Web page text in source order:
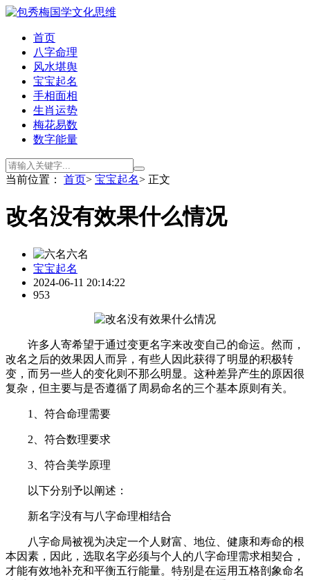
首页
八字命理
风水堪舆
宝宝起名
手相面相
生肖运势
梅花易数
数字能量
当前位置： 首页> 宝宝起名> 正文
改名没有效果什么情况
六名
宝宝起名
2024-06-11 20:14:22
953
许多人寄希望于通过变更名字来改变自己的命运。然而，
改名之后的效果因人而异，有些人因此获得了明显的积极转
变，而另一些人的变化则不那么明显。这种差异产生的原因很
复杂，但主要与是否遵循了周易命名的三个基本原则有关。
1、符合命理需要
2、符合数理要求
3、符合美学原理
以下分别予以阐述：
新名字没有与八字命理相结合
八字命局被视为决定一个人财富、地位、健康和寿命的根
本因素，因此，选取名字必须与个人的八字命理需求相契合，
才能有效地补充和平衡五行能量。特别是在运用五格剖象命名